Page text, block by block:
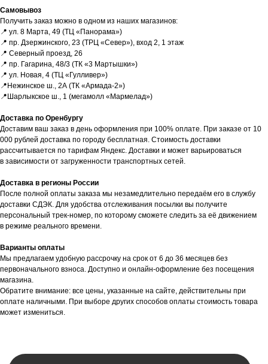
Самовывоз
Получить заказ можно в одном из наших магазинов:
📍 ул. 8 Марта, 49 (ТЦ «Панорама»)
📍 пр. Дзержинского, 23 (ТРЦ «Север»), вход 2, 1 этаж
📍 Северный проезд, 26
📍 пр. Гагарина, 48/3 (ТК «3 Мартышки»)
📍 ул. Новая, 4 (ТЦ «Гулливер»)
📍Нежинское ш., 2А (ТК «Армада-2»)
📍Шарлыкское ш., 1 (мегамолл «Мармелад»)
Доставка по Оренбургу
Доставим ваш заказ в день оформления при 100% оплате. При заказе от 10
000 рублей доставка по городу бесплатная. Стоимость доставки
рассчитывается по тарифам Яндекс. Доставки и может варьироваться
в зависимости от загруженности транспортных сетей.
Доставка в регионы России
После полной оплаты заказа мы незамедлительно передаём его в службу
доставки СДЭК. Для удобства отслеживания посылки вы получите
персональный трек-номер, по которому сможете следить за её движением
в режиме реального времени.
Варианты оплаты
Мы предлагаем удобную рассрочку на срок от 6 до 36 месяцев без
первоначального взноса. Доступно и онлайн-оформление без посещения
магазина.
Обратите внимание: все цены, указанные на сайте, действительны при
оплате наличными. При выборе других способов оплаты стоимость товара
может измениться.
Мы можем специально для вас
заказать необходимое устройство.
Для этого оставьте заявку на сайте
и наш менеджер свяжется с вами
Доставка осуществляется
в кратчайшие сроки — всего 2−4 дня.
(Подробнее у менеджера)
ЕСЛИ ВЫ
В КАТАЛОГЕТО, ЧТО
НУЖНО?